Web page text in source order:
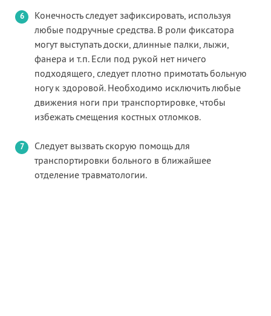
Конечность следует зафиксировать, используя
любые подручные средства. В роли фиксатора
могут выступать доски, длинные палки, лыжи,
фанера и т.п. Если под рукой нет ничего
подходящего, следует плотно примотать больную
ногу к здоровой. Необходимо исключить любые
движения ноги при транспортировке, чтобы
избежать смещения костных отломков.
Следует вызвать скорую помощь для
транспортировки больного в ближайшее
отделение травматологии.